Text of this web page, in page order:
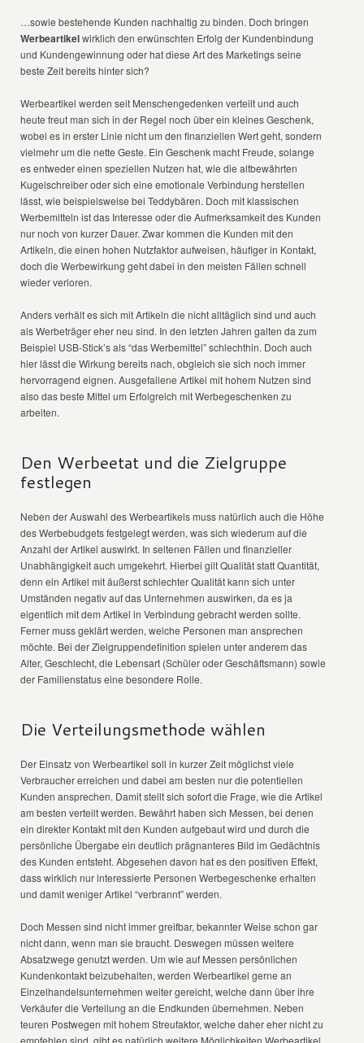
…sowie bestehende Kunden nachhaltig zu binden. Doch bringen
Werbeartikelwirklich den erwünschten Erfolg der Kundenbindung
und Kundengewinnung oder hat diese Art des Marketings seine
beste Zeit bereits hinter sich?
Werbeartikel werden seit Menschengedenken verteilt und auch
heute freut man sich in der Regel noch über ein kleines Geschenk,
wobei es in erster Linie nicht um den finanziellen Wert geht, sondern
vielmehr um die nette Geste. Ein Geschenk macht Freude, solange
es entweder einen speziellen Nutzen hat, wie die altbewährten
Kugelschreiber oder sich eine emotionale Verbindung herstellen
lässt, wie beispielsweise bei Teddybären. Doch mit klassischen
Werbemitteln ist das Interesse oder die Aufmerksamkeit des Kunden
nur noch von kurzer Dauer. Zwar kommen die Kunden mit den
Artikeln, die einen hohen Nutzfaktor aufweisen, häufiger in Kontakt,
doch die Werbewirkung geht dabei in den meisten Fällen schnell
wieder verloren.
Anders verhält es sich mit Artikeln die nicht alltäglich sind und auch
als Werbeträger eher neu sind. In den letzten Jahren galten da zum
Beispiel USB-Stick’s als “das Werbemittel” schlechthin. Doch auch
hier lässt die Wirkung bereits nach, obgleich sie sich noch immer
hervorragend eignen. Ausgefallene Artikel mit hohem Nutzen sind
also das beste Mittel um Erfolgreich mit Werbegeschenken zu
arbeiten.
Den Werbeetat und die Zielgruppe
festlegen
Neben der Auswahl des Werbeartikels muss natürlich auch die Höhe
des Werbebudgets festgelegt werden, was sich wiederum auf die
Anzahl der Artikel auswirkt. In seltenen Fällen und finanzieller
Unabhängigkeit auch umgekehrt. Hierbei gilt Qualität statt Quantität,
denn ein Artikel mit äußerst schlechter Qualität kann sich unter
Umständen negativ auf das Unternehmen auswirken, da es ja
eigentlich mit dem Artikel in Verbindung gebracht werden sollte.
Ferner muss geklärt werden, welche Personen man ansprechen
möchte. Bei der Zielgruppendefinition spielen unter anderem das
Alter, Geschlecht, die Lebensart (Schüler oder Geschäftsmann) sowie
der Familienstatus eine besondere Rolle.
Die Verteilungsmethode wählen
Der Einsatz von Werbeartikel soll in kurzer Zeit möglichst viele
Verbraucher erreichen und dabei am besten nur die potentiellen
Kunden ansprechen. Damit stellt sich sofort die Frage, wie die Artikel
am besten verteilt werden. Bewährt haben sich Messen, bei denen
ein direkter Kontakt mit den Kunden aufgebaut wird und durch die
persönliche Übergabe ein deutlich prägnanteres Bild im Gedächtnis
des Kunden entsteht. Abgesehen davon hat es den positiven Effekt,
dass wirklich nur interessierte Personen Werbegeschenke erhalten
und damit weniger Artikel “verbrannt” werden.
Doch Messen sind nicht immer greifbar, bekannter Weise schon gar
nicht dann, wenn man sie braucht. Deswegen müssen weitere
Absatzwege genutzt werden. Um wie auf Messen persönlichen
Kundenkontakt beizubehalten, werden Werbeartikel gerne an
Einzelhandelsunternehmen weiter gereicht, welche dann über ihre
Verkäufer die Verteilung an die Endkunden übernehmen. Neben
teuren Postwegen mit hohem Streufaktor, welche daher eher nicht zu
empfehlen sind, gibt es natürlich weitere Möglichkeiten Werbeartikel